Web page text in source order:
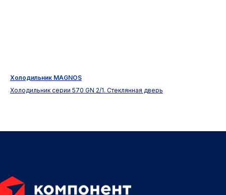
Холодильник MAGNOS
Холодильник серии 570 GN 2/1. Стеклянная дверь